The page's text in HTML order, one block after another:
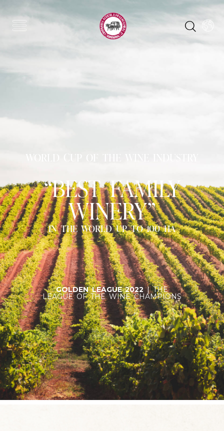
“BEST FAMILY
WINERY”
IN THE WORLD UP TO 100 HA
GOLDEN LEAGUE 2022 | THE
LEAGUE OF THE WINE CHAMPIONS